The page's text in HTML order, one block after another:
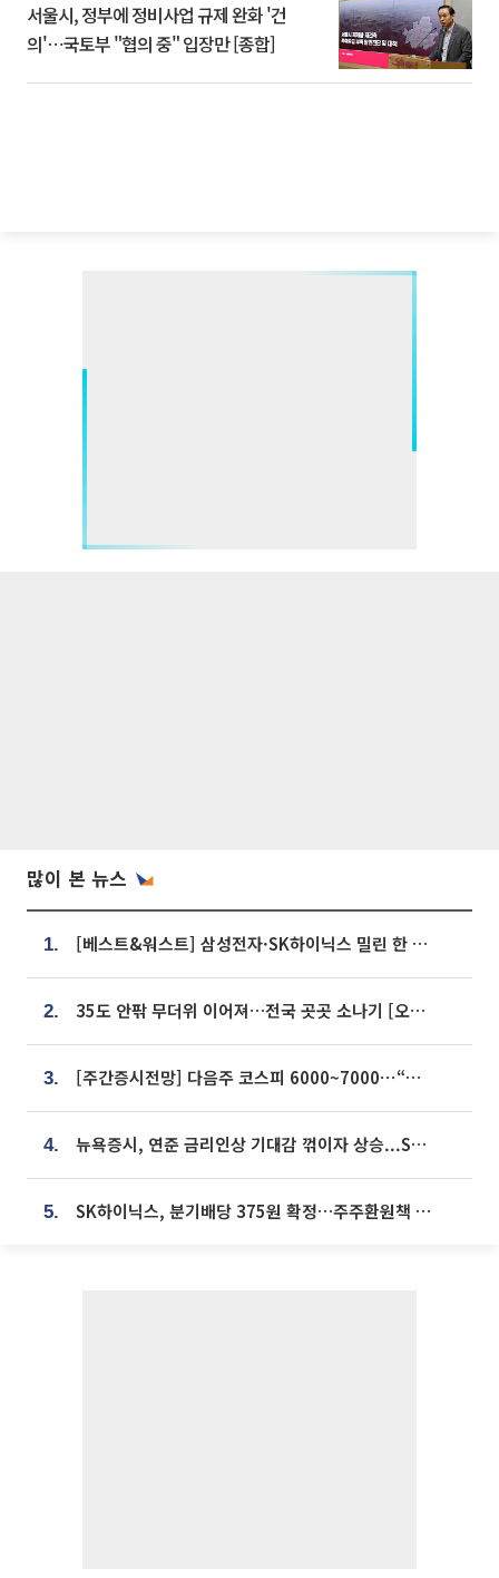
서울시, 정부에 정비사업 규제 완화 '건
의'⋯국토부 "협의 중" 입장만 [종합]
많이 본 뉴스
1. [베스트&워스트] 삼성전자·SK하이닉스 밀린 한 주…상상인증권은 85% 급등
2. 35도 안팎 무더위 이어져…전국 곳곳 소나기 [오늘 날씨]
3. [주간증시전망] 다음주 코스피 6000~7000⋯“外人 수급은 정책이 변수”
4. 뉴욕증시, 연준 금리인상 기대감 꺾이자 상승...S&P500 사상 최고치 [종합]
5. SK하이닉스, 분기배당 375원 확정…주주환원책 9월로 앞당겨 발표